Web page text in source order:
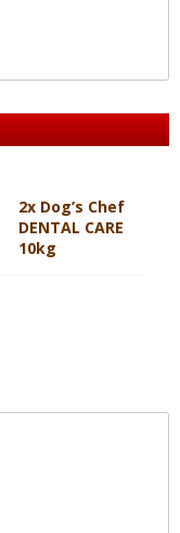
2x Dog’s Chef
DENTAL CARE
10kg